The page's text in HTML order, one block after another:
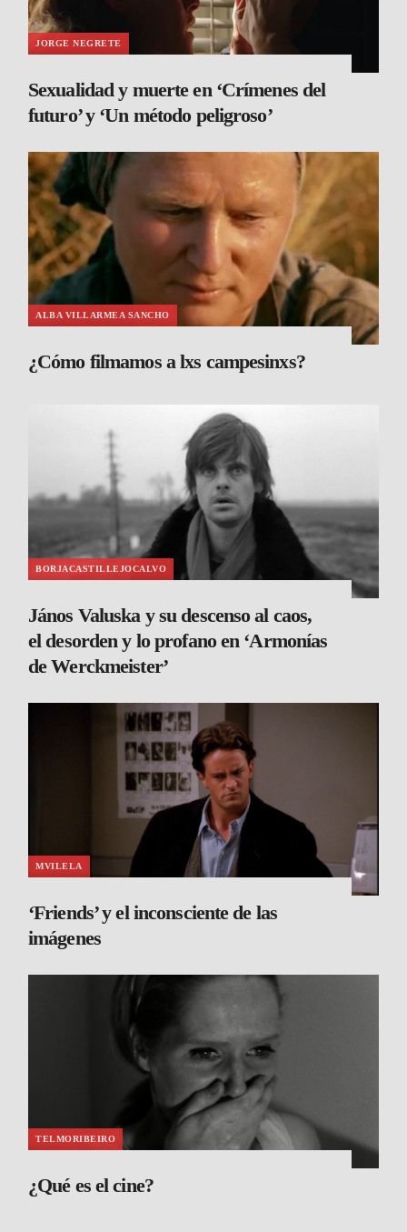
JORGE NEGRETE
Sexualidad y muerte en ‘Crímenes del
futuro’ y ‘Un método peligroso’
ALBA VILLARMEA SANCHO
¿Cómo filmamos a lxs campesinxs?
BORJACASTILLEJOCALVO
János Valuska y su descenso al caos,
el desorden y lo profano en ‘Armonías
de Werckmeister’
MVILELA
‘Friends’ y el inconsciente de las
imágenes
TELMORIBEIRO
¿Qué es el cine?